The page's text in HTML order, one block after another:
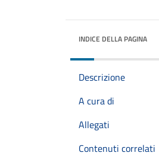
INDICE DELLA PAGINA
Descrizione
A cura di
Allegati
Contenuti correlati